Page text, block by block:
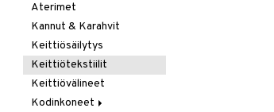
Aterimet
Kannut & Karahvit
Keittiösäilytys
Keittiötekstiilit
Keittiövälineet
Kodinkoneet